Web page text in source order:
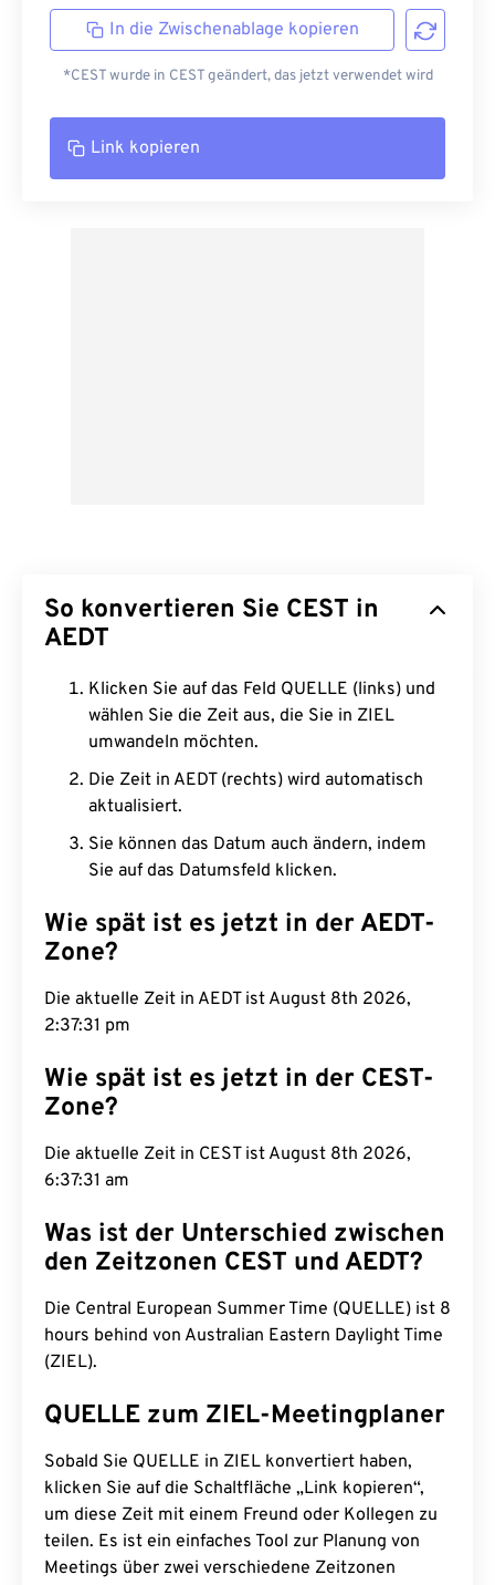
In die Zwischenablage kopieren
*CEST wurde in CEST geändert, das jetzt verwendet wird
Link kopieren
So konvertieren Sie CEST in
AEDT
Klicken Sie auf das Feld QUELLE (links) und
wählen Sie die Zeit aus, die Sie in ZIEL
umwandeln möchten.
Die Zeit in AEDT (rechts) wird automatisch
aktualisiert.
Sie können das Datum auch ändern, indem
Sie auf das Datumsfeld klicken.
Wie spät ist es jetzt in der AEDT-
Zone?
Die aktuelle Zeit in AEDT ist August 8th 2026,
2:37:32 pm
Wie spät ist es jetzt in der CEST-
Zone?
Die aktuelle Zeit in CEST ist August 8th 2026,
6:37:32 am
Was ist der Unterschied zwischen
den Zeitzonen CEST und AEDT?
Die Central European Summer Time (QUELLE) ist 8
hours behind von Australian Eastern Daylight Time
(ZIEL).
QUELLE zum ZIEL-Meetingplaner
Sobald Sie QUELLE in ZIEL konvertiert haben,
klicken Sie auf die Schaltfläche „Link kopieren“,
um diese Zeit mit einem Freund oder Kollegen zu
teilen. Es ist ein einfaches Tool zur Planung von
Meetings über zwei verschiedene Zeitzonen